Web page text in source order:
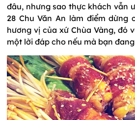
đâu, nhưng sao thực khách vẫn
28 Chu Văn An làm điểm dừng
hương vị của xứ Chùa Vàng, đó
một lời đáp cho nếu mà bạn